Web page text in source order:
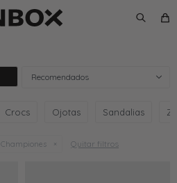
Recomendados
Crocs Ojotas Sandalias
Championes Quitar filtros